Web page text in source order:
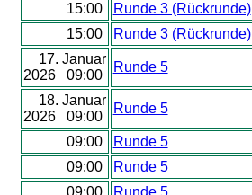
15:00
Runde 3 (Rückrunde)
15:00
Runde 3 (Rückrunde)
17. Januar
2026 09:00
Runde 5
18. Januar
2026 09:00
Runde 5
09:00 Runde 5
09:00
Runde 5
09:00
Runde 5